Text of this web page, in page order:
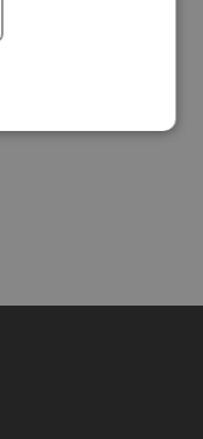
Targeting